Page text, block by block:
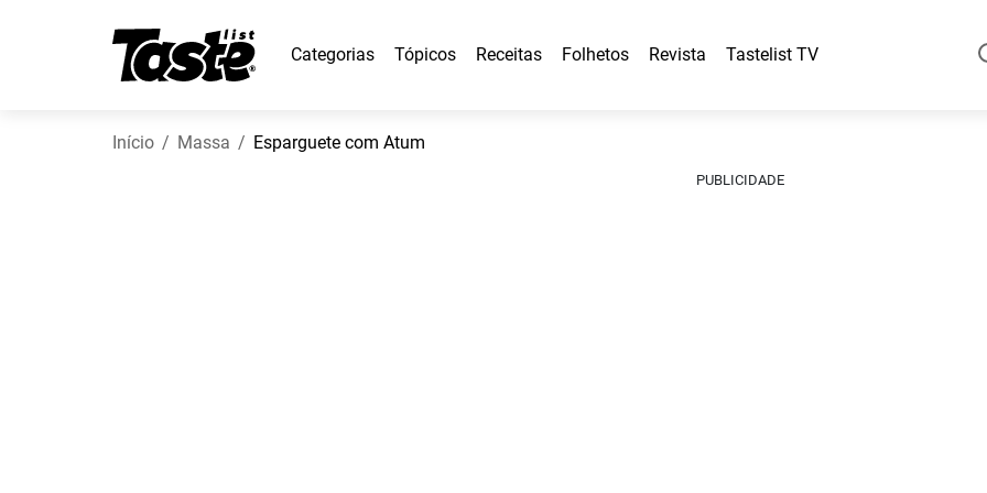
Categorias Tópicos Receitas Folhetos Revista Tastelist TV
Início Massa Esparguete com Atum
PUBLICIDADE